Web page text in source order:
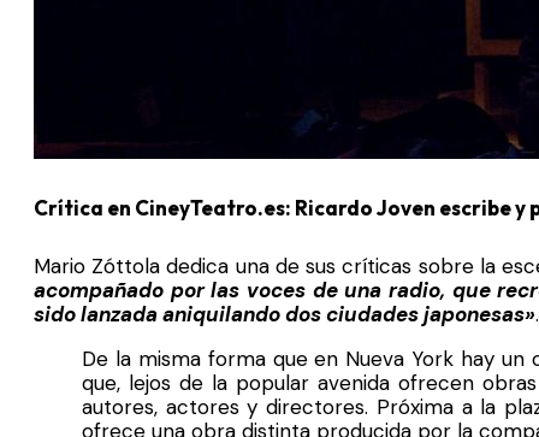
Crítica en CineyTeatro.es: Ricardo Joven escribe
Mario Zóttola dedica una de sus críticas sobre la
acompañado por las voces de una radio, que
sido lanzada aniquilando dos ciudades japonesas».
De la misma forma que en Nueva York hay
que, lejos de la popular avenida ofrecen
autores, actores y directores. Próxima a la
ofrece una obra distinta producida por la